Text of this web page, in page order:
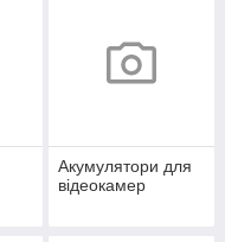
Акумулятори для
відеокамер